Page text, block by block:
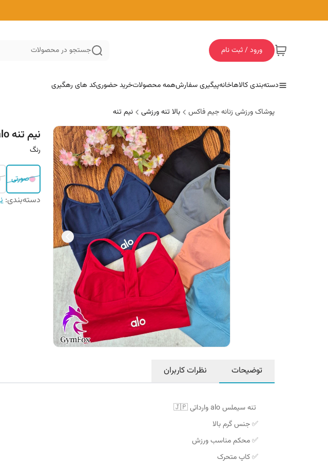
ورود / ثبت نام جستجو در محصولات
دسته‌بندی کالاهاخانهپیگیری سفارشهمه محصولاتخرید حضوریکد های رهگیری
پوشاک ورزشی زنانه جیم فاکس بالا تنه ورزشی نیم تنه
نیم تنه alo کد nm050
رنگ
صورتی
دسته‌بندی:
توضیحات نظرات کاربران
تنه سیملس alo وارداتی 🇯🇵
✅ جنس گرم بالا
✅ محکم مناسب ورزش
✅ کاپ متحرک